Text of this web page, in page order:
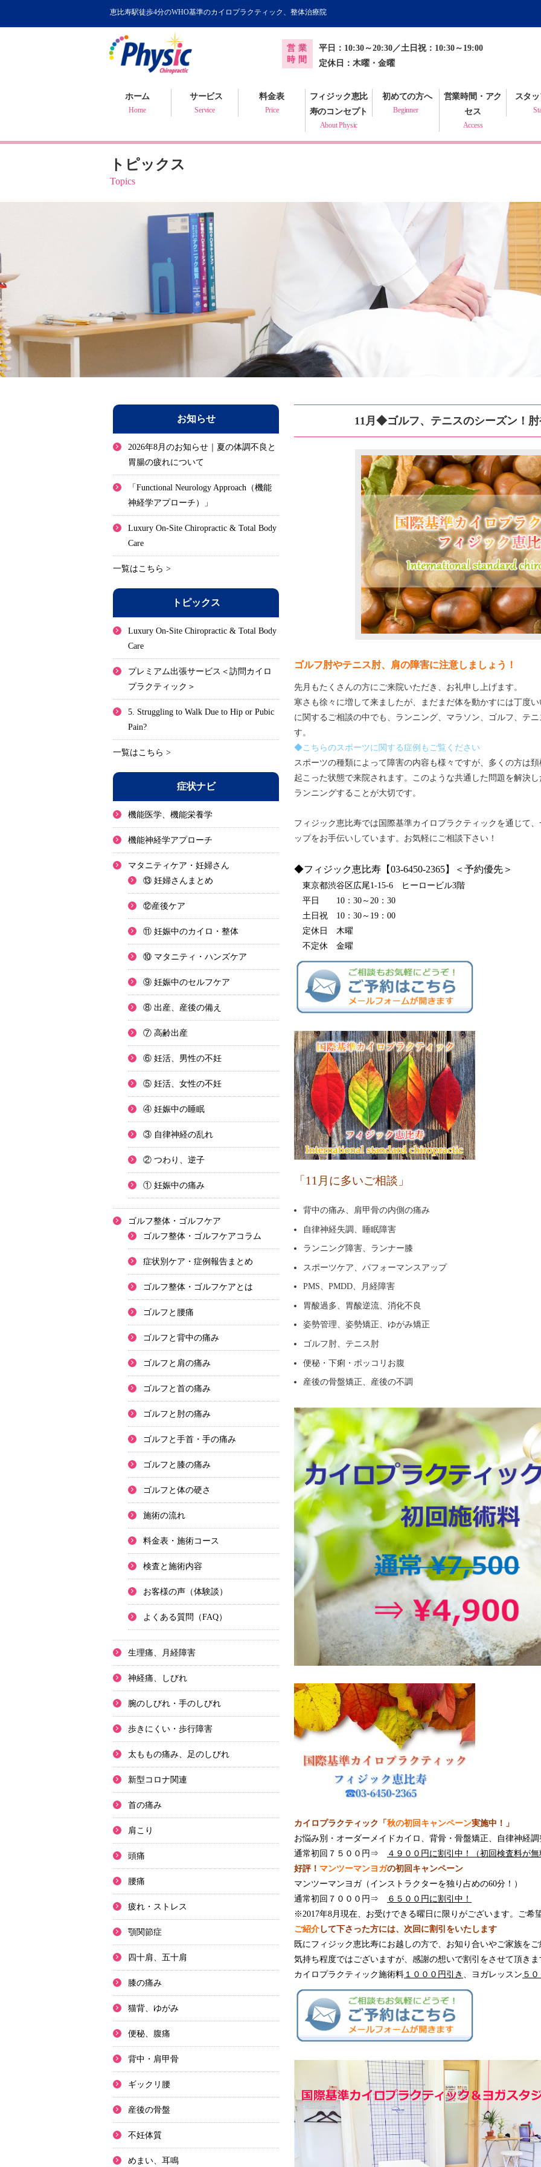
恵比寿駅徒歩4分のWHO基準のカイロプラクティック、整体治療院
営業
時間
平日：10:30～20:30／土日祝：10:30～19:00
定休日：木曜・金曜
ホーム
Home
サービス
Service
カイロプラクティック
WHOが認めるカイロプラクティック
健康判断・体質チェック
料金表
Price
フィジック恵比
寿のコンセプト
About Physic
初めての方へ
Beginner
オンライン健康調査票
営業時間・アク
セス
Access
スタ
トピックス
Topics
11月◆ゴルフ、テニスのシーズン！肘
ゴルフ肘やテニス肘、肩の障害に注意しましょう！
先月もたくさんの方にご来院いただき、お礼申し上げます。
寒さも徐々に増して来ましたが、まだまだ体を動かすには丁度
に関するご相談の中でも、ランニング、マラソン、ゴルフ、テ
す。
◆こちらのスポーツに関する症例もご覧ください
スポーツの種類によって障害の内容も様々ですが、多くの方は
起こった状態で来院されます。このような共通した問題を解決
ランニングすることが大切です。
フィジック恵比寿では国際基準カイロプラクティックを通じて
ップをお手伝いしています。お気軽にご相談下さい！
◆フィジック恵比寿【03-6450-2365】＜予約優先＞
東京都渋谷区広尾1-15-6 ヒーロービル3階
平日 10：30～20：30
土日祝 10：30～19：00
定休日 木曜
不定休 金曜
「11月に多いご相談」
背中の痛み、肩甲骨の内側の痛み
自律神経失調、睡眠障害
ランニング障害、ランナー膝
スポーツケア、パフォーマンスアップ
PMS、PMDD、月経障害
胃酸過多、胃酸逆流、消化不良
姿勢管理、姿勢矯正、ゆがみ矯正
ゴルフ肘、テニス肘
便秘・下痢・ポッコリお腹
産後の骨盤矯正、産後の不調
カイロプラクティック「 秋の初回キャンペーン実施中！」
お悩み別・オーダーメイドカイロ、背骨・骨盤矯正、自律神経
通常初回７５００円⇒
４９００円に割引中！（初回検査料が無
好評！ マンツーマンヨガの初回キャンペーン
マンツーマンヨガ（インストラクターを独り占めの60分！）
通常初回７０００円⇒
６５００円に割引中！
※2017年8月現在、お受けできる曜日に限りがございます。ご希
ご紹介 して下さった方には、次回に割引をいたします
既にフィジック恵比寿にお越しの方で、お知り合いやご家族をご
気持ち程度ではございますが、感謝の想いで割引をさせて頂きま
カイロプラクティック施術料 １０００円引き 、ヨガレッスン ５
お知らせ
2026年8月のお知らせ｜夏の体調不良と
胃腸の疲れについて
「Functional Neurology Approach（機能
神経学アプローチ）」
Luxury On-Site Chiropractic & Total Body
Care
一覧はこちら >
トピックス
Luxury On-Site Chiropractic & Total Body
Care
プレミアム出張サービス＜訪問カイロ
プラクティック＞
5. Struggling to Walk Due to Hip or Pubic
Pain?
一覧はこちら >
症状ナビ
機能医学、機能栄養学
機能神経学アプローチ
マタニティケア・妊婦さん
⑬ 妊婦さんまとめ
⑫産後ケア
⑪ 妊娠中のカイロ・整体
⑩ マタニティ・ハンズケア
⑨ 妊娠中のセルフケア
⑧ 出産、産後の備え
⑦ 高齢出産
⑥ 妊活、男性の不妊
⑤ 妊活、女性の不妊
④ 妊娠中の睡眠
③ 自律神経の乱れ
② つわり、逆子
① 妊娠中の痛み
ゴルフ整体・ゴルフケア
ゴルフ整体・ゴルフケアコラム
症状別ケア・症例報告まとめ
ゴルフ整体・ゴルフケアとは
ゴルフと腰痛
ゴルフと背中の痛み
ゴルフと肩の痛み
ゴルフと首の痛み
ゴルフと肘の痛み
ゴルフと手首・手の痛み
ゴルフと膝の痛み
ゴルフと体の硬さ
施術の流れ
料金表・施術コース
検査と施術内容
お客様の声（体験談）
よくある質問（FAQ）
生理痛、月経障害
神経痛、しびれ
腕のしびれ・手のしびれ
歩きにくい・歩行障害
太ももの痛み、足のしびれ
新型コロナ関連
首の痛み
肩こり
頭痛
腰痛
疲れ・ストレス
顎関節症
四十肩、五十肩
膝の痛み
猫背、ゆがみ
便秘、腹痛
背中・肩甲骨
ギックリ腰
産後の骨盤
不妊体質
めまい、耳鳴